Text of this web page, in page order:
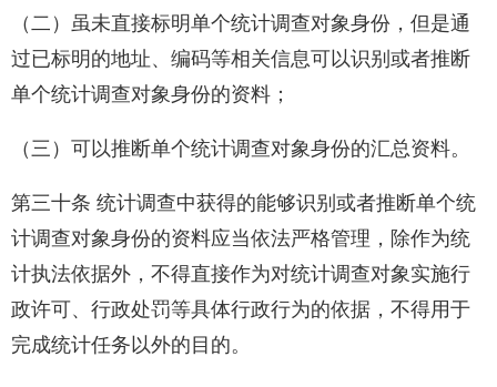
（二）虽未直接标明单个统计调查对象身份，但是通
过已标明的地址、编码等相关信息可以识别或者推断
单个统计调查对象身份的资料；
（三）可以推断单个统计调查对象身份的汇总资料。
第三十条 统计调查中获得的能够识别或者推断单个统
计调查对象身份的资料应当依法严格管理，除作为统
计执法依据外，不得直接作为对统计调查对象实施行
政许可、行政处罚等具体行政行为的依据，不得用于
完成统计任务以外的目的。